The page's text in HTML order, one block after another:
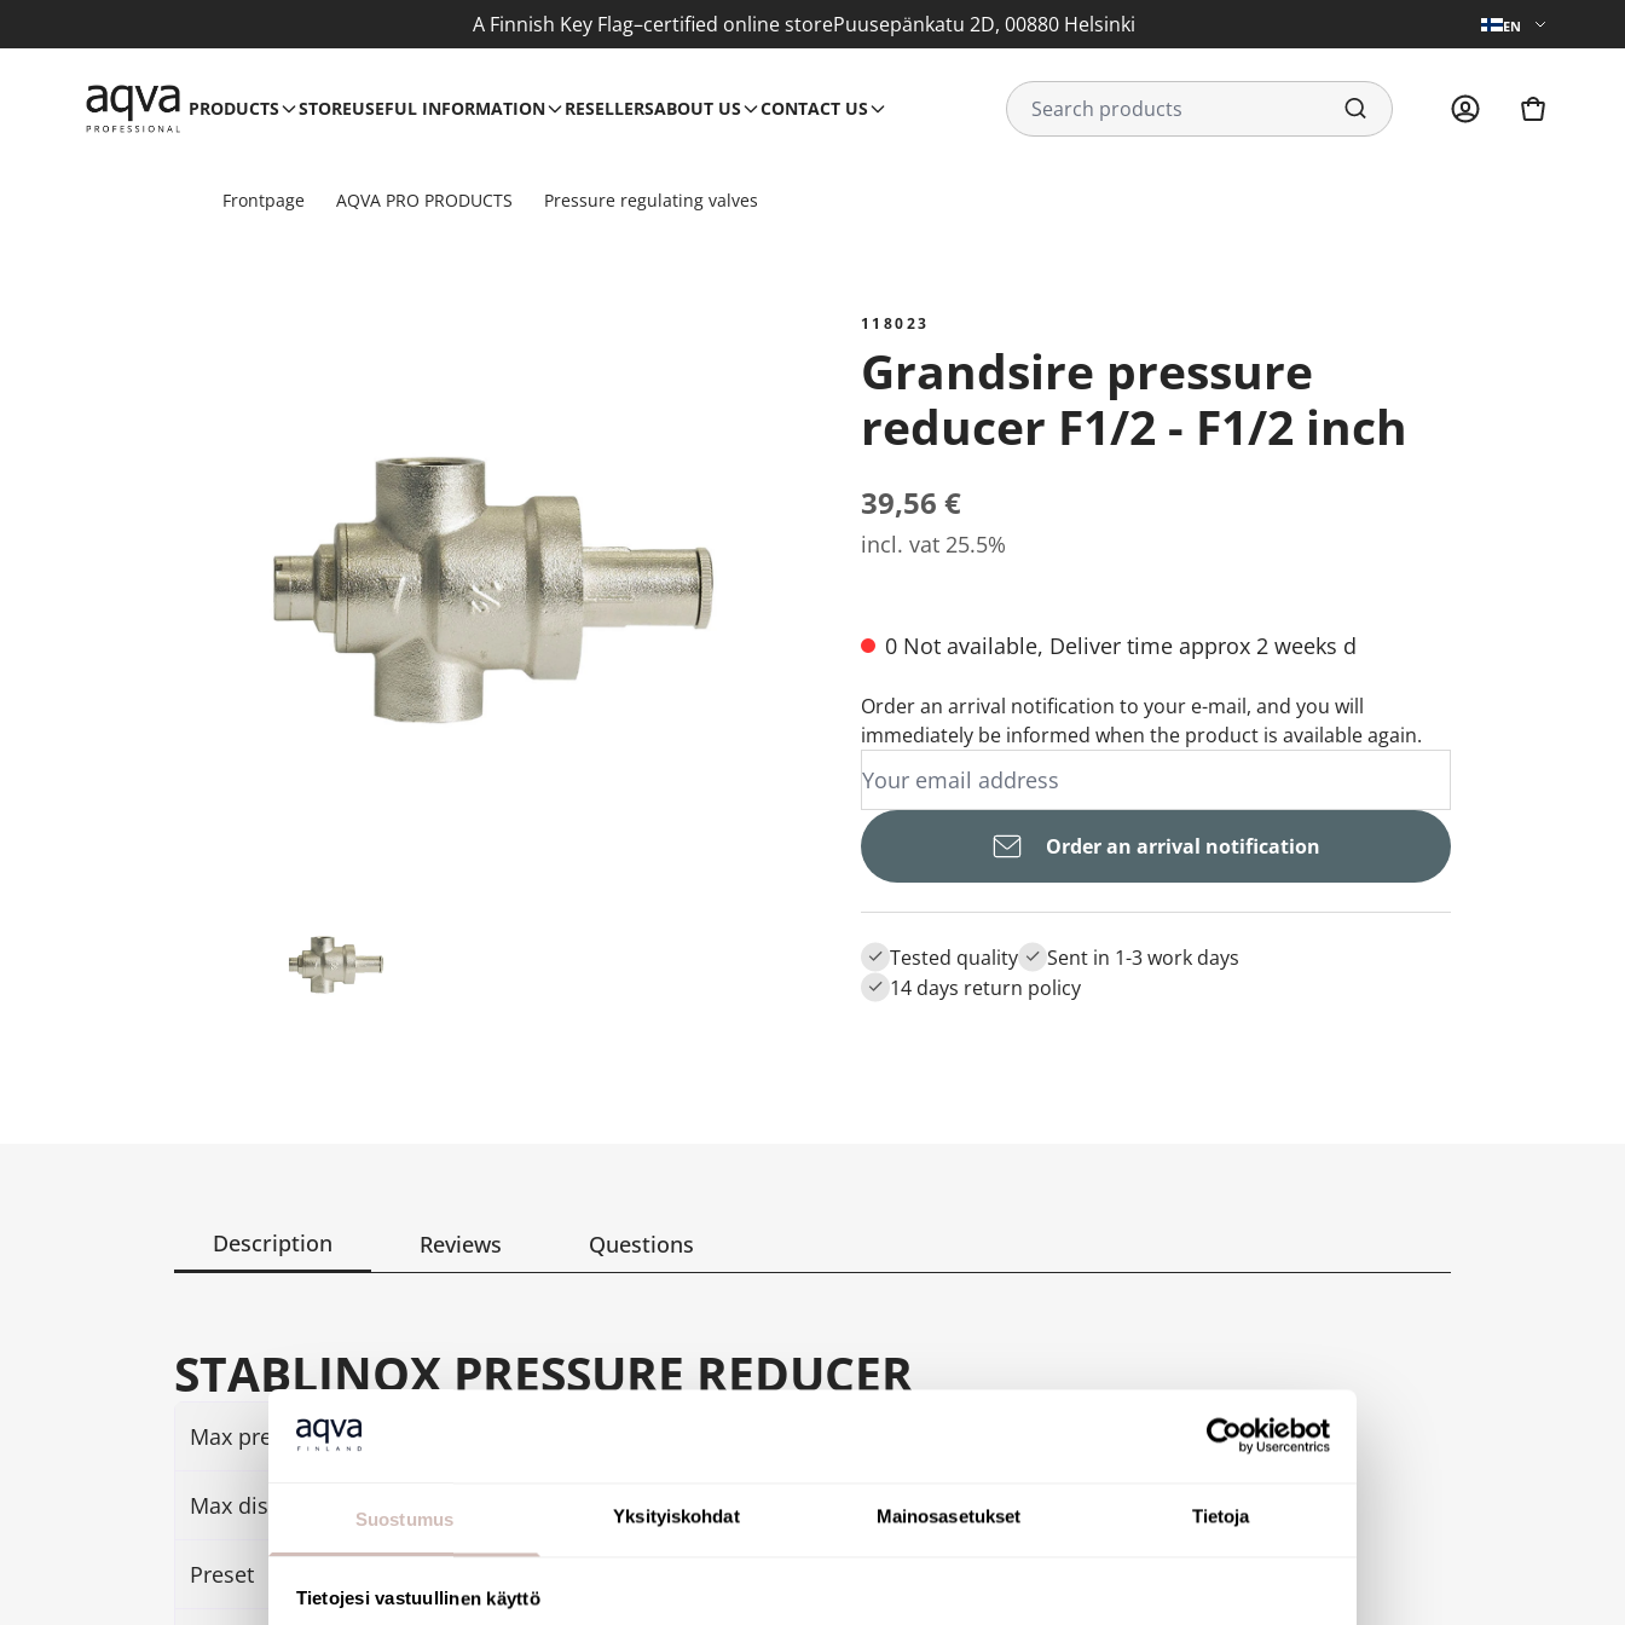
Suostumus Yksityiskohdat Mainosasetukset Tietoja
Tietojesi vastuullinen käyttö
A Finnish Key Flag–certified online storePuusepänkatu 2D, 00880 Helsinki EN
PRODUCTS STOREUSEFUL INFORMATION RESELLERSABOUT US CONTACT US
Frontpage AQVA PRO PRODUCTS Pressure regulating valves
118023
Grandsire pressure
reducer F1/2 - F1/2 inch
39,56 €
incl. vat 25.5%
0 Not available, Deliver time approx 2 weeks d
Order an arrival notification to your e-mail, and you will
immediately be informed when the product is available again.
Order an arrival notification
Tested quality
Sent in 1-3 work days
14 days return policy
Description Reviews Questions
STABLINOX PRESSURE REDUCER
Max pressure duration
Max discharge
Preset